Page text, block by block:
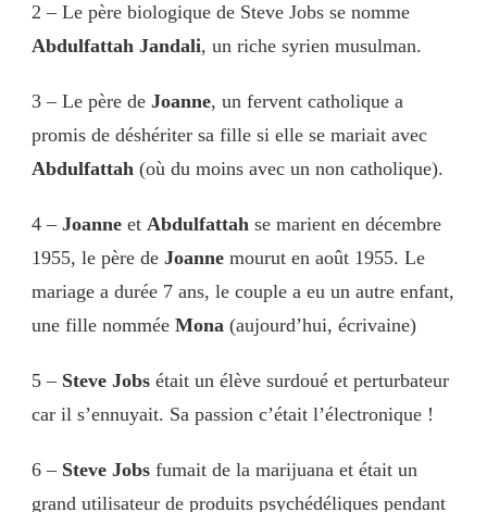
2 – Le père biologique de Steve Jobs se nomme
Abdulfattah Jandali, un riche syrien musulman.
3 – Le père de Joanne, un fervent catholique a
promis de déshériter sa fille si elle se mariait avec
Abdulfattah (où du moins avec un non catholique).
4 – Joanne et Abdulfattah se marient en décembre
1955, le père de Joanne mourut en août 1955. Le
mariage a durée 7 ans, le couple a eu un autre enfant,
une fille nommée Mona (aujourd’hui, écrivaine)
5 – Steve Jobs était un élève surdoué et perturbateur
car il s’ennuyait. Sa passion c’était l’électronique !
6 – Steve Jobs fumait de la marijuana et était un
grand utilisateur de produits psychédéliques pendant